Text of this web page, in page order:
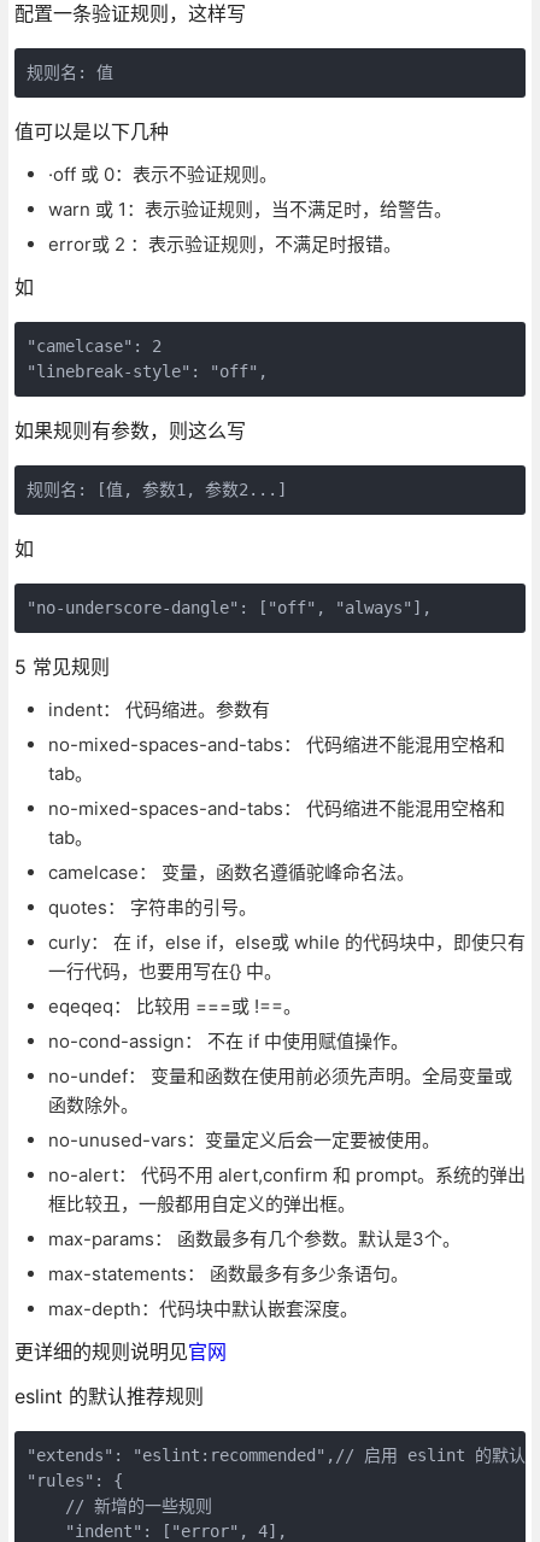
配置一条验证规则，这样写
值可以是以下几种
·off 或 0：表示不验证规则。
warn 或 1：表示验证规则，当不满足时，给警告。
error或 2 ：表示验证规则，不满足时报错。
如
"camelcase": 2
如果规则有参数，则这么写
如
5 常见规则
indent： 代码缩进。参数有
no-mixed-spaces-and-tabs： 代码缩进不能混用空格和
tab。
no-mixed-spaces-and-tabs： 代码缩进不能混用空格和
tab。
camelcase： 变量，函数名遵循驼峰命名法。
quotes： 字符串的引号。
curly： 在 if，else if，else或 while 的代码块中，即使只有
一行代码，也要用写在{} 中。
eqeqeq： 比较用 ===或 !==。
no-cond-assign： 不在 if 中使用赋值操作。
no-undef： 变量和函数在使用前必须先声明。全局变量或
函数除外。
no-unused-vars：变量定义后会一定要被使用。
no-alert： 代码不用 alert,confirm 和 prompt。系统的弹出
框比较丑，一般都用自定义的弹出框。
max-params： 函数最多有几个参数。默认是3个。
max-statements： 函数最多有多少条语句。
max-depth：代码块中默认嵌套深度。
更详细的规则说明见官网
eslint 的默认推荐规则
"extends": "eslint:recommended",// 启用 eslint 的默认推
"rules": {
    // 新增的一些规则
    "indent": ["error", 4],